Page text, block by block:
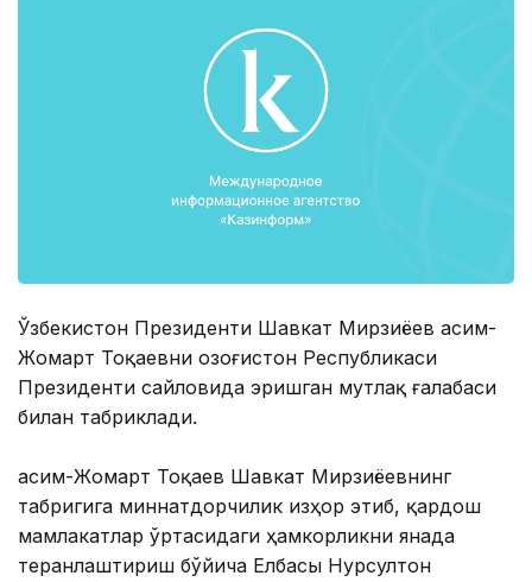
Ўзбекистон Президенти Шавкат Мирзиёев Қасим-
Жомарт Тоқаевни Қозоғистон Республикаси
Президенти сайловида эришган мутлақ ғалабаси
билан табриклади.
Қасим-Жомарт Тоқаев Шавкат Мирзиёевнинг
табригига миннатдорчилик изҳор этиб, қардош
мамлакатлар ўртасидаги ҳамкорликни янада
теранлаштириш бўйича Елбасы Нурсултон